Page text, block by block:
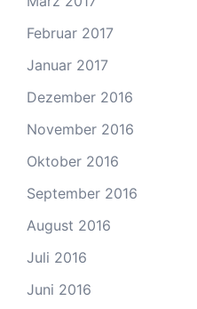
Februar 2017
Januar 2017
Dezember 2016
November 2016
Oktober 2016
September 2016
August 2016
Juli 2016
Juni 2016